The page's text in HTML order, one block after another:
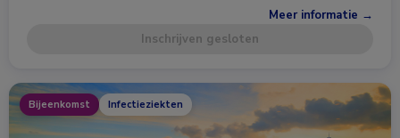
Meer informatie →
Inschrijven gesloten
Bijeenkomst Infectieziekten